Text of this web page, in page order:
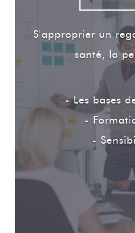
S'approprier un
santé, la
- Les bases
-
-